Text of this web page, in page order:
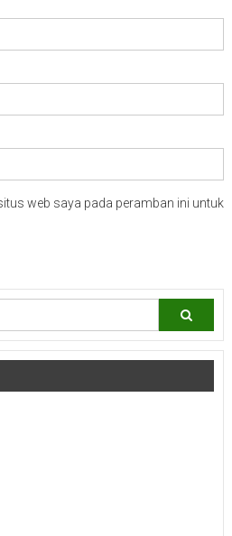
web saya pada peramban ini untuk